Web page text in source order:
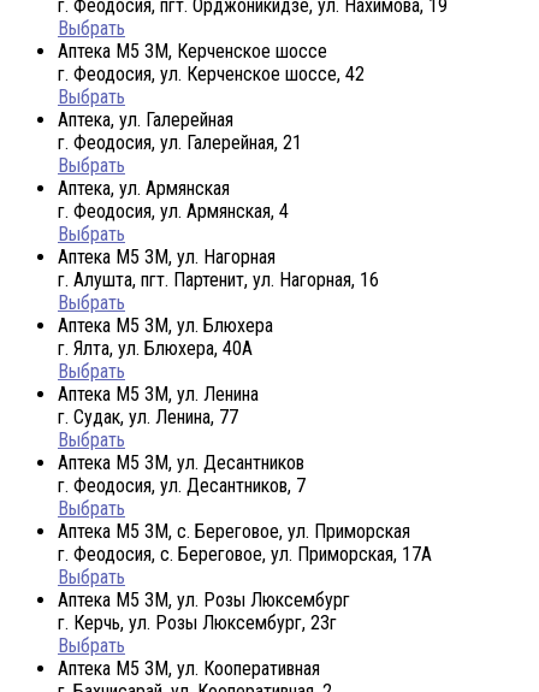
г. Феодосия, пгт. Орджоникидзе, ул. Нахимова, 19
Выбрать
Аптека М5 3М, Керченское шоссе
г. Феодосия, ул. Керченское шоссе, 42
Выбрать
Аптека, ул. Галерейная
г. Феодосия, ул. Галерейная, 21
Выбрать
Аптека, ул. Армянская
г. Феодосия, ул. Армянская, 4
Выбрать
Аптека М5 3М, ул. Нагорная
г. Алушта, пгт. Партенит, ул. Нагорная, 16
Выбрать
Аптека М5 3М, ул. Блюхера
г. Ялта, ул. Блюхера, 40А
Выбрать
Аптека М5 3М, ул. Ленина
г. Судак, ул. Ленина, 77
Выбрать
Аптека М5 3М, ул. Десантников
г. Феодосия, ул. Десантников, 7
Выбрать
Аптека М5 3М, с. Береговое, ул. Приморская
г. Феодосия, с. Береговое, ул. Приморская, 17А
Выбрать
Аптека М5 3М, ул. Розы Люксембург
г. Керчь, ул. Розы Люксембург, 23г
Выбрать
Аптека М5 3М, ул. Кооперативная